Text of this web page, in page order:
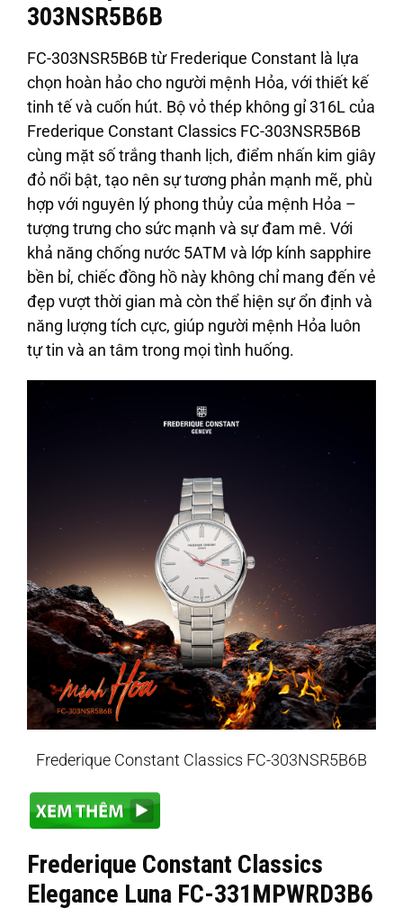
303NSR5B6B
FC-303NSR5B6B từ Frederique Constant là lựa
chọn hoàn hảo cho người mệnh Hỏa, với thiết kế
tinh tế và cuốn hút. Bộ vỏ thép không gỉ 316L của
Frederique Constant Classics FC-303NSR5B6B
cùng mặt số trắng thanh lịch, điểm nhấn kim giây
đỏ nổi bật, tạo nên sự tương phản mạnh mẽ, phù
hợp với nguyên lý phong thủy của mệnh Hỏa –
tượng trưng cho sức mạnh và sự đam mê. Với
khả năng chống nước 5ATM và lớp kính sapphire
bền bỉ, chiếc đồng hồ này không chỉ mang đến vẻ
đẹp vượt thời gian mà còn thể hiện sự ổn định và
năng lượng tích cực, giúp người mệnh Hỏa luôn
tự tin và an tâm trong mọi tình huống.
Frederique Constant Classics FC-303NSR5B6B
Frederique Constant Classics
Elegance Luna FC-331MPWRD3B6